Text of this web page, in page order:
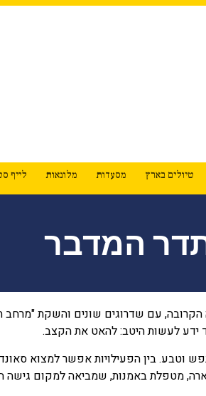
טיולים בארץ מסעדות מלונאות לייף
המדבר
הקרובה, עם שדרוגים שונים והשקת "מרחב
לעשות היטב: להאט את הקצב.
בין הפעילויות אפשר למצוא סאונד
מטפלת באמנות, שמביאה למקום גישה